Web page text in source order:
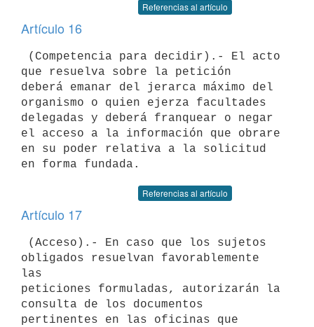
Referencias al artículo
Artículo 16
que resuelva sobre la petición
deberá emanar del jerarca máximo del
organismo o quien ejerza facultades
delegadas y deberá franquear o negar
el acceso a la información que obrare
en su poder relativa a la solicitud
Referencias al artículo
Artículo 17
obligados resuelvan favorablemente
las
peticiones formuladas, autorizarán la
consulta de los documentos
pertinentes en las oficinas que